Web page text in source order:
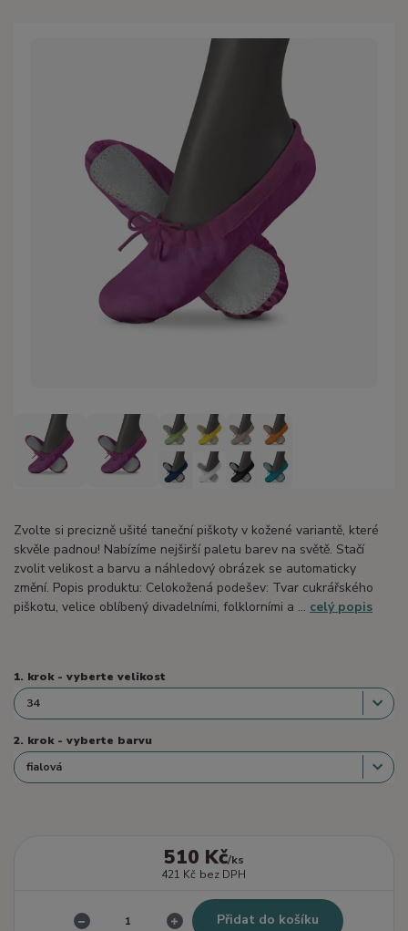
Zvolte si precizně ušité taneční piškoty v kožené variantě, které
skvěle padnou! Nabízíme nejširší paletu barev na světě. Stačí
zvolit velikost a barvu a náhledový obrázek se automaticky
změní. Popis produktu: Celokožená podešev: Tvar cukrářského
piškotu, velice oblíbený divadelními, folklorními a ... celý popis
1. krok - vyberte velikost
2. krok - vyberte barvu
510 Kč/ks
421 Kč bez DPH
Přidat do košíku